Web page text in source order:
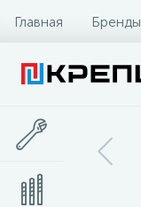
Главная Бренды